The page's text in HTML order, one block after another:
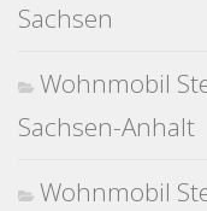
Sachsen
Wohnmobil
Sachsen-Anhalt
Wohnmobil